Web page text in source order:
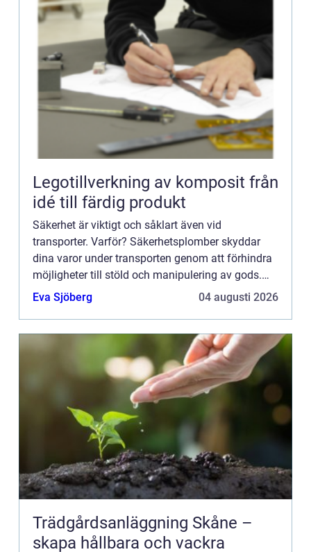
Legotillverkning av komposit från
idé till färdig produkt
Säkerhet är viktigt och såklart även vid
transporter. Varför? Säkerhetsplomber skyddar
dina varor under transporten genom att förhindra
möjligheter till stöld och manipulering av gods.
Det är inte ba...
Eva Sjöberg 04 augusti 2026
Trädgårdsanläggning Skåne –
skapa hållbara och vackra